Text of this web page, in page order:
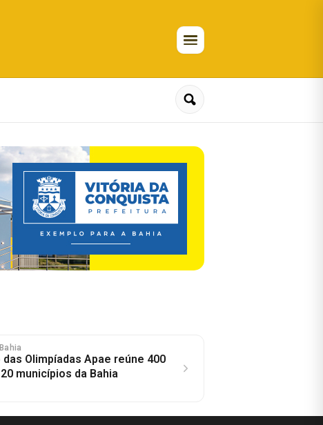
Bahia
das Olimpíadas Apae reúne 400
municípios da Bahia